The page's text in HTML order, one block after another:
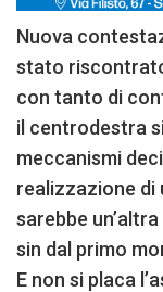
Nuova
stato
con tanto di
il centrodestra
meccanismi
realizzazione di
sarebbe
sin dal primo
E non si placa